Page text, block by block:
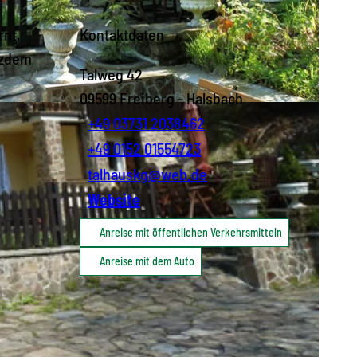
Kontaktdaten
Talweg 42
09599Freiberg- Halsbach
+49 03731 2038462
+49 0152 01554723
talhauskg@web.de
Website
Anreise mit öffentlichen Verkehrsmitteln
Anreise mit dem Auto